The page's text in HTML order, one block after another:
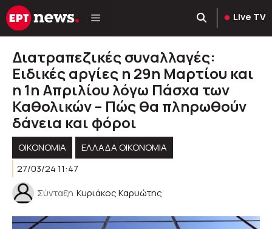
Μετάβαση
σε
Live TV
Διατραπεζικές συναλλαγές:
Ειδικές αργίες η 29η Μαρτίου και
η 1η Απριλίου λόγω Πάσχα των
Καθολικών – Πώς θα πληρωθούν
δάνεια και φόροι
ΟΙΚΟΝΟΜΙΑ
ΕΛΛΆΔΑ ΟΙΚΟΝΟΜΊΑ
27/03/24 11:47
Σύνταξη Κυριάκος Καρυώτης